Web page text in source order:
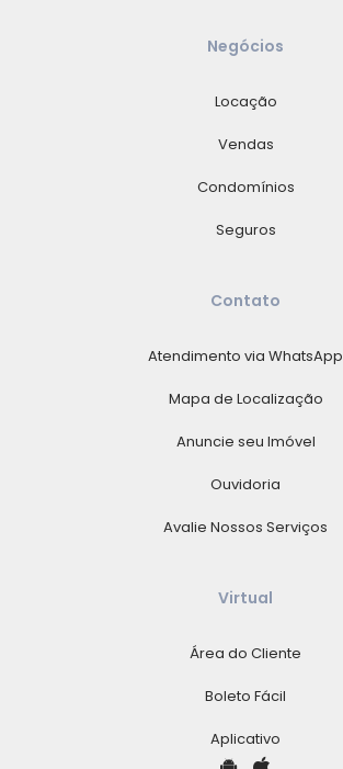
Negócios
Locação
Vendas
Condomínios
Seguros
Contato
Atendimento via WhatsApp
Mapa de Localização
Anuncie seu Imóvel
Ouvidoria
Avalie Nossos Serviços
Virtual
Área do Cliente
Boleto Fácil
Aplicativo